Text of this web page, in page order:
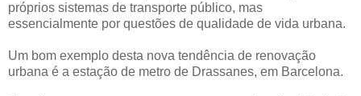
próprios sistemas de transporte público, mas
essencialmente por questões de qualidade de vida urbana.
Um bom exemplo desta nova tendência de renovação
urbana é a estação de metro de Drassanes, em Barcelona.